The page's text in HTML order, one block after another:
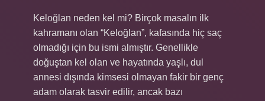
Keloğlan neden kel mi? Birçok masalın ilk
kahramanı olan “Keloğlan”, kafasında hiç saç
olmadığı için bu ismi almıştır. Genellikle
doğuştan kel olan ve hayatında yaşlı, dul
annesi dışında kimsesi olmayan fakir bir genç
adam olarak tasvir edilir, ancak bazı